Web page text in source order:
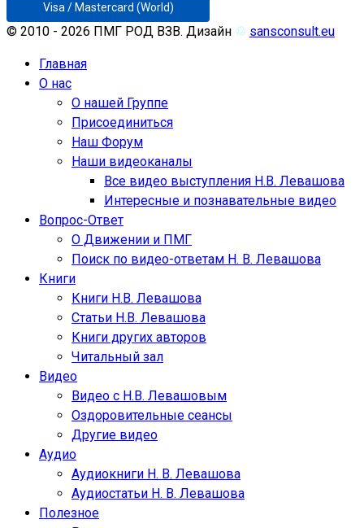
Visa / Mastercard (World)
© 2010 - 2026 ПМГ РОД ВЗВ. Дизайн ♲ sansconsult.eu
Главная
О нас
О нашей Группе
Присоединиться
Наш Форум
Наши видеоканалы
Все видео выступления Н.В. Левашова
Интересные и познавательные видео
Вопрос-Ответ
О Движении и ПМГ
Поиск по видео-ответам Н. В. Левашова
Книги
Книги Н.В. Левашова
Статьи Н.В. Левашова
Книги других авторов
Читальный зал
Видео
Видео с Н.В. Левашовым
Оздоровительные сеансы
Другие видео
Аудио
Аудиокниги Н. В. Левашова
Аудиостатьи Н. В. Левашова
Полезное